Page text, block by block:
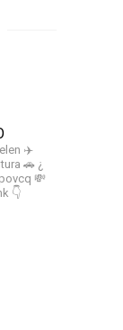
✈️
🚗 ¿
💸
👇